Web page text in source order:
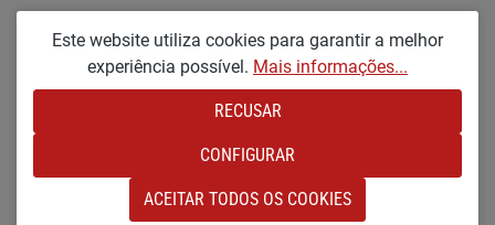
Seleccionar
Optionen
KX [PEQUENO E LACADO EM BRUTO]
Quantidade do Produto: Insira a
NO CARRINHO DE COMPRAS
Adicionar à lista de desejos
Este website utiliza cookies para garantir a melhor
experiência possível. Mais informações...
RECUSAR
CONFIGURAR
ACEITAR TODOS OS COOKIES